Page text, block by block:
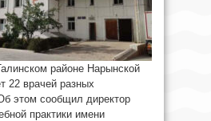
районе Нарынской
22 врачей разных
этом сообщил директор
практики имени